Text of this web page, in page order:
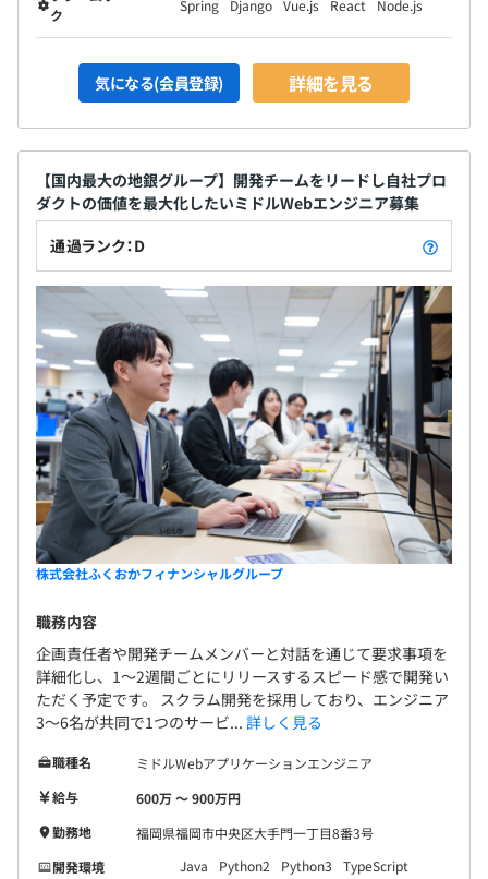
ク
Spring Django Vue.js React Node.js
気になる(会員登録) 詳細を見る
【国内最大の地銀グループ】開発チームをリードし自社プロ
ダクトの価値を最大化したいミドルWebエンジニア募集
通過ランク：D
株式会社ふくおかフィナンシャルグループ
職務内容
企画責任者や開発チームメンバーと対話を通じて要求事項を
詳細化し、1～2週間ごとにリリースするスピード感で開発い
ただく予定です。 スクラム開発を採用しており、エンジニア
3～6名が共同で1つのサービ... 詳しく見る
職種名
ミドルWebアプリケーションエンジニア
給与
600万 〜 900万円
勤務地
福岡県福岡市中央区大手門一丁目8番3号
開発環境
Java Python2 Python3
TypeScript